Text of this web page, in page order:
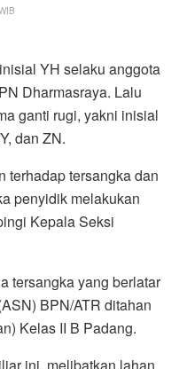
YH selaku anggota
Dharmasraya. Lalu
ganti rugi, yakni inisial
dan ZN.
terhadap tersangka dan
penyidik melakukan
Kepala Seksi
tersangka yang berlatar
BPN/ATR ditahan
Kelas II B Padang.
ini, melibatkan lahan